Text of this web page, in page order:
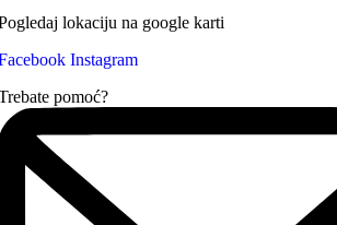
lokaciju na google karti
Instagram
pomoć?